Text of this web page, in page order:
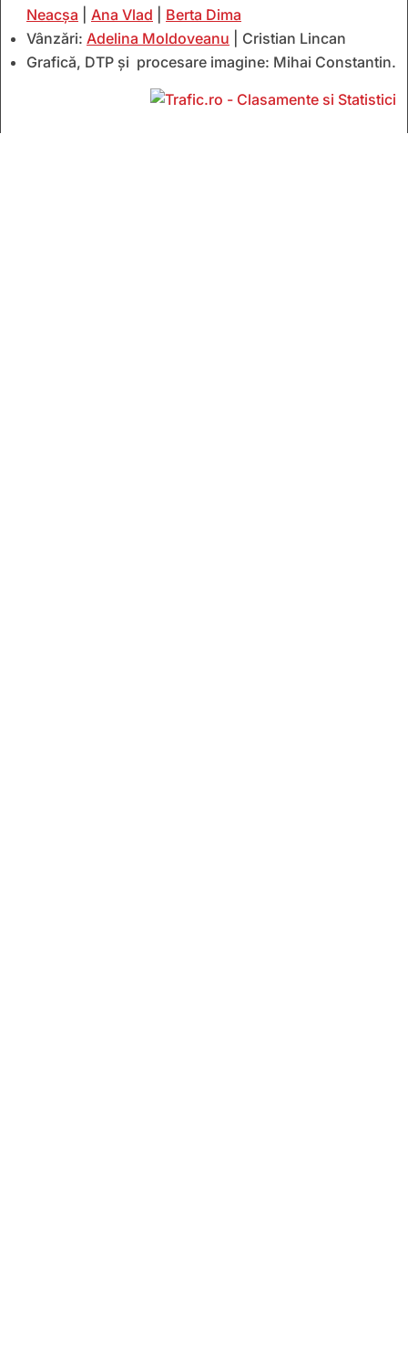
Neacșa Ana Vlad
Berta Dima
Vânzări: Adelina Moldoveanu | Cristian Lincan
Grafică, DTP și procesare imagine: Mihai Constantin.